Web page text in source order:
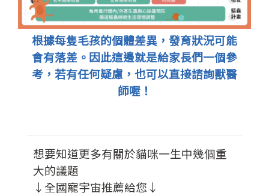
根據每隻毛孩的個體差異，發育狀況可能
會有落差。因此這邊就是給家長們一個參
考，若有任何疑慮，也可以直接諮詢獸醫
師喔！
想要知道更多有關於貓咪一生中幾個重
大的議題
↓全國寵宇宙推薦給您↓